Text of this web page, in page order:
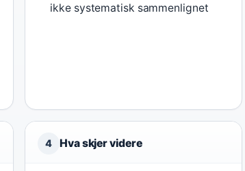
ikke systematisk sammenlignet
4 Hva skjer videre